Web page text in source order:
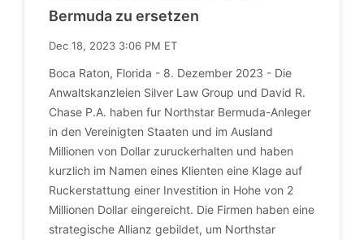
Bermuda zu ersetzen
Dec 18, 2023 3:06 PM ET
Boca Raton, Florida - 8. Dezember 2023 - Die
Anwaltskanzleien Silver Law Group und David R.
Chase P.A. haben fur Northstar Bermuda-Anleger
in den Vereinigten Staaten und im Ausland
Millionen von Dollar zuruckerhalten und haben
kurzlich im Namen eines Klienten eine Klage auf
Ruckerstattung einer Investition in Hohe von 2
Millionen Dollar eingereicht. Die Firmen haben eine
strategische Allianz gebildet, um Northstar